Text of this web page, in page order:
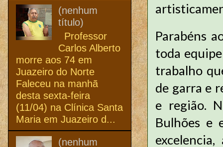
Parabéns
toda
trabalho
de garra e
e região.
Bulhões e
(nenhum
título)
Professor
Carlos Alberto
morre aos 74 em
Juazeiro do Norte
Faleceu na manhã
desta sexta-feira
(11/04) na Clínica Santa
Maria em Juazeiro d...
(nenhum